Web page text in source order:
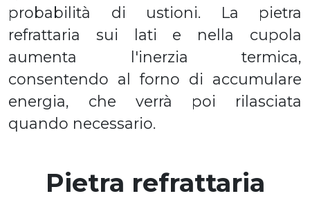
probabilità di ustioni. La pietra
refrattaria sui lati e nella cupola
aumenta l'inerzia termica,
consentendo al forno di accumulare
energia, che verrà poi rilasciata
quando necessario.
Pietra refrattaria